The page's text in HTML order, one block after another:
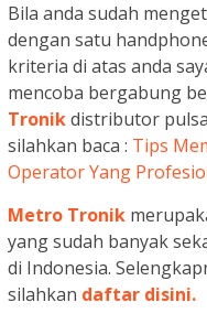
Bila anda sudah
dengan satu
kriteria di atas anda
mencoba bergabung
Tronikdistributor
silahkan baca : Tips
Operator Yang
Metro Tronik
yang sudah banyak
di Indonesia.
silahkan daftar disini.